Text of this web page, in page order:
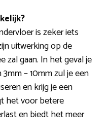
is zeker iets
uitwerking op de
zal gaan. In het geval je
– 10mm zul je een
en krijg je een
het voor betere
en biedt het meer